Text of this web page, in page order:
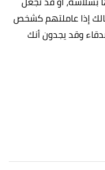
إذا عاملتهم كشخص
وقد يجدون أنك